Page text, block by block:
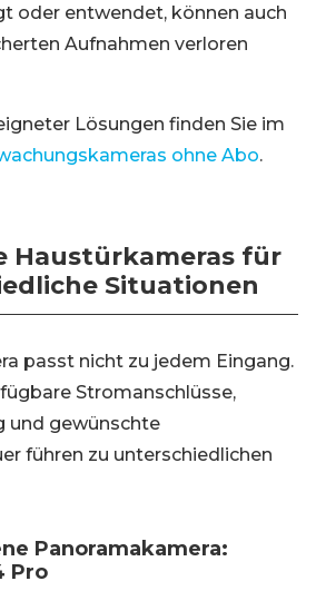
oder entwendet, können auch
Aufnahmen verloren
Lösungen finden Sie im
ohne Abo.
Haustürkameras für
Situationen
passt nicht zu jedem Eingang.
Stromanschlüsse,
und gewünschte
führen zu unterschiedlichen
Panoramakamera:
Pro